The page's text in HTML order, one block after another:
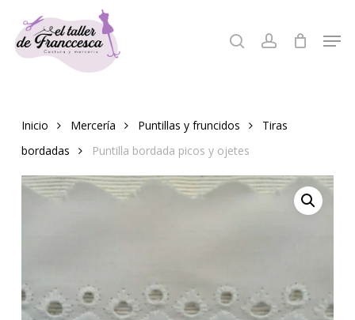
main
search account
Inicio Mercería Puntillas y fruncidos
Tiras
bordadas
Puntilla bordada picos y ojetes
Close